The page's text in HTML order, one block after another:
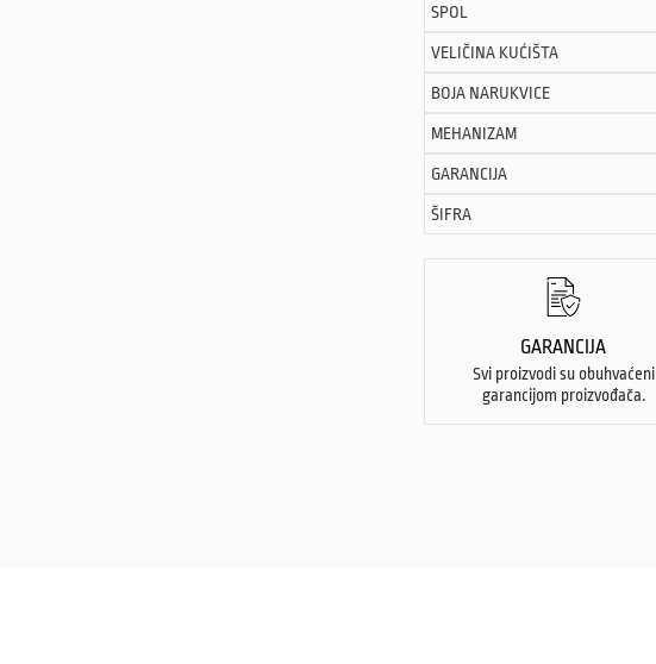
SPOL
VELIČINA KUĆIŠTA
BOJA NARUKVICE
MEHANIZAM
GARANCIJA
ŠIFRA
GARANCIJA
Svi proizvodi su obuhvaćeni
garancijom proizvođača.